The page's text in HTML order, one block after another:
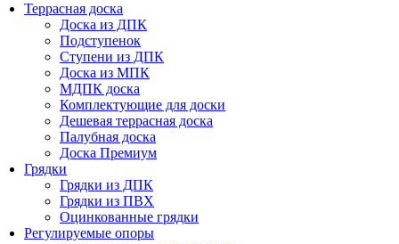
Террасная доска
Доска из ДПК
Подступенок
Ступени из ДПК
Доска из МПК
МДПК доска
Комплектующие для доски
Дешевая террасная доска
Палубная доска
Доска Премиум
Грядки
Грядки из ДПК
Грядки из ПВХ
Оцинкованные грядки
Регулируемые опоры